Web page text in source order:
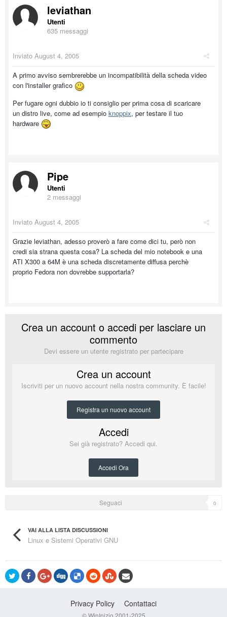
leviathan
Utenti
635 messaggi
Inviato August 4, 2005
A primo avviso sembrerebbe un incompatibilità della scheda video
con l'installer grafico
Per fugare ogni dubbio io ti consiglio per prima cosa di scaricare
un distro live, come ad esempio knoppix, per testare il tuo
hardware
Pipe
Utenti
2 messaggi
Inviato August 4, 2005
Grazie leviathan, adesso proverò a fare come dici tu, però non
credi sia strana questa cosa? La scheda del mio notebook e una
ATI X300 a 64M è una scheda discretamente diffusa perchè
proprio Fedora non dovrebbe supportarla?
Crea un account o accedi per lasciare un
commento
Devi essere un utente registrato per partecipare
Crea un account
Iscriviti per un nuovo account nella nostra community. È facile!
Registra un nuovo account
Accedi
Sei già registrato? Accedi qui.
Accedi Ora
Seguaci 0
VAI ALLA LISTA DISCUSSIONI
Linux e Sistemi Operativi GNU
Privacy Policy Contattaci
© WinInizio 2001-2025